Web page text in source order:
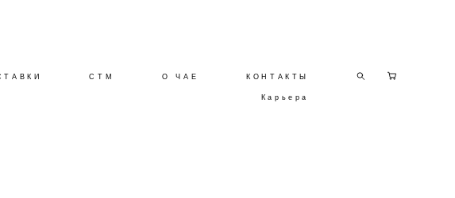
СТМ О ЧАЕ КОНТАКТЫ
Карьера